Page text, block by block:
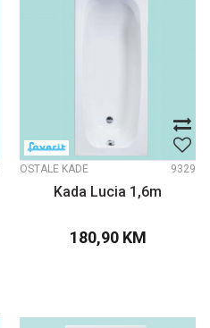
OSTALE KADE 9329
Kada Lucia 1,6m
180,90 KM